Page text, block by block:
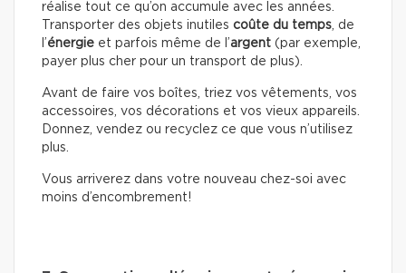
réalise tout ce qu’on accumule avec les années.
Transporter des objets inutiles coûte du temps, de
l’énergie et parfois même de l’argent (par exemple,
payer plus cher pour un transport de plus).
Avant de faire vos boîtes, triez vos vêtements, vos
accessoires, vos décorations et vos vieux appareils.
Donnez, vendez ou recyclez ce que vous n’utilisez
plus.
Vous arriverez dans votre nouveau chez-soi avec
moins d’encombrement!